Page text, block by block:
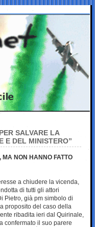
SALVARE LA
E DEL MINISTERO”
MA NON HANNO FATTO
a chiudere la vicenda,
di tutti gli attori
Pietro, già pm simbolo di
proposito del caso della
ribadita ieri dal Quirinale,
confermato il suo parere